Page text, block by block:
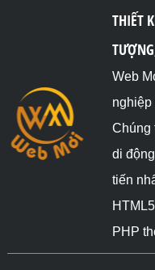
THIẾT
Web
nghiệp
Chúng
di
tiến
PHP